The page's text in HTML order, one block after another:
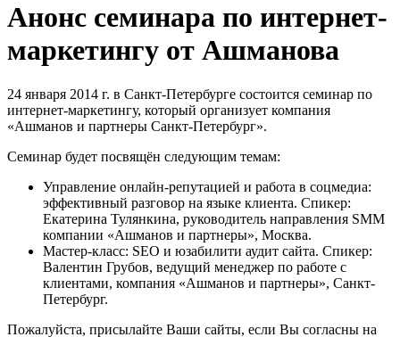
Анонс семинара по интернет-
маркетингу от Ашманова
24 января 2014 г. в Санкт-Петербурге состоится семинар по
интернет-маркетингу, который организует компания
«Ашманов и партнеры Санкт-Петербург».
Семинар будет посвящён следующим темам:
Управление онлайн-репутацией и работа в соцмедиа:
эффективный разговор на языке клиента. Спикер:
Екатерина Тулянкина, руководитель направления SMM
компании «Ашманов и партнеры», Москва.
Мастер-класс: SEO и юзабилити аудит сайта. Спикер:
Валентин Грубов, ведущий менеджер по работе с
клиентами, компания «Ашманов и партнеры», Санкт-
Петербург.
Пожалуйста, присылайте Ваши сайты, если Вы согласны на